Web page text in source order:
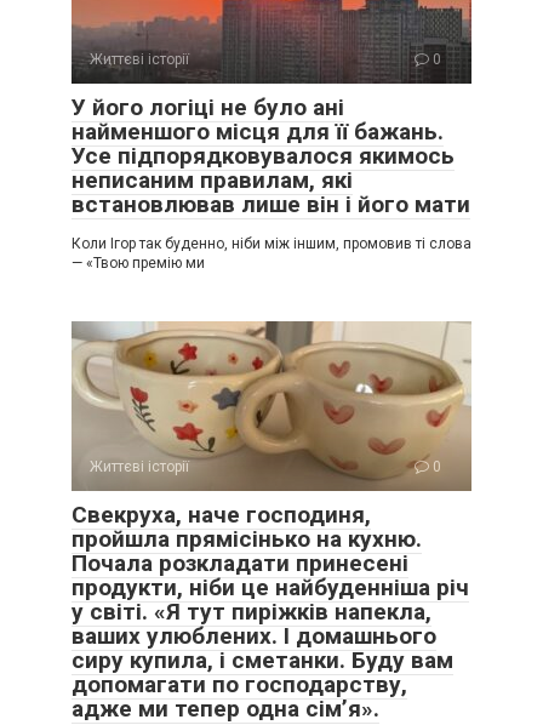
Життєві історії 0
У його логіці не було ані
найменшого місця для її бажань.
Усе підпорядковувалося якимось
неписаним правилам, які
встановлював лише він і його мати
Коли Ігор так буденно, ніби між іншим, промовив ті слова
— «Твою премію ми
Життєві історії 0
Свекруха, наче господиня,
пройшла прямісінько на кухню.
Почала розкладати принесені
продукти, ніби це найбуденніша річ
у світі. «Я тут пиріжків напекла,
ваших улюблених. І домашнього
сиру купила, і сметанки. Буду вам
допомагати по господарству,
адже ми тепер одна сім’я».